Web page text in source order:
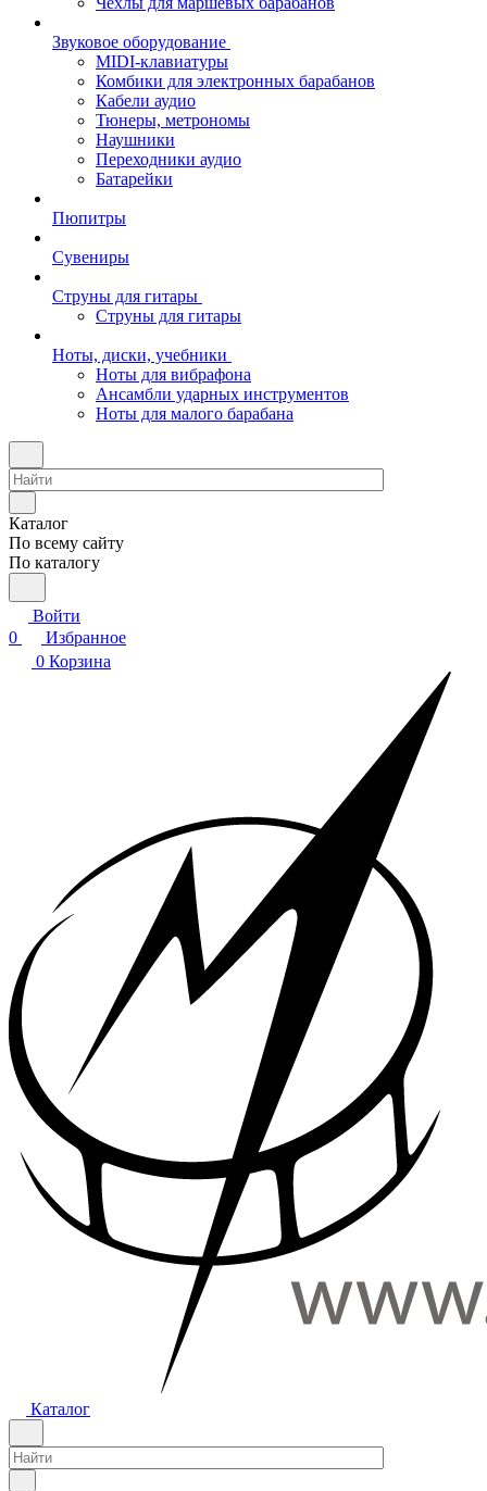
Звуковое оборудование
MIDI-клавиатуры
Комбики для электронных барабанов
Кабели аудио
Тюнеры, метрономы
Наушники
Переходники аудио
Батарейки
Пюпитры
Сувениры
Струны для гитары
Струны для гитары
Ноты, диски, учебники
Ноты для вибрафона
Ансамбли ударных инструментов
Ноты для малого барабана
Каталог
По всему сайту
По каталогу
Войти
0
Избранное
0 Корзина
Каталог